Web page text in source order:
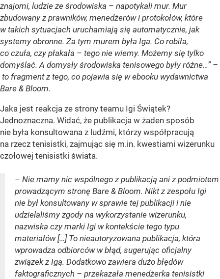
znajomi, ludzie ze środowiska – napotykali mur. Mur
zbudowany z prawników, menedżerów i protokołów, które
w takich sytuacjach uruchamiają się automatycznie, jak
systemy obronne. Za tym murem była Iga. Co robiła,
co czuła, czy płakała – tego nie wiemy. Możemy się tylko
domyślać. A domysły środowiska tenisowego były różne…” –
to fragment z tego, co pojawia się w ebooku wydawnictwa
Bare & Bloom.
Jaka jest reakcja ze strony teamu Igi Świątek?
Jednoznaczna. Widać, że publikacja w żaden sposób
nie była konsultowana z ludźmi, którzy współpracują
na rzecz tenisistki, zajmując się m.in. kwestiami wizerunku
czołowej tenisistki świata.
– Nie mamy nic wspólnego z publikacją ani z podmiotem
prowadzącym stronę Bare & Bloom. Nikt z zespołu Igi
nie był konsultowany w sprawie tej publikacji i nie
udzielaliśmy zgody na wykorzystanie wizerunku,
nazwiska czy marki Igi w kontekście tego typu
materiałów […] To nieautoryzowana publikacja, która
wprowadza odbiorców w błąd, sugerując oficjalny
związek z Igą. Dodatkowo zawiera dużo błędów
faktograficznych – przekazała menedżerka tenisistki